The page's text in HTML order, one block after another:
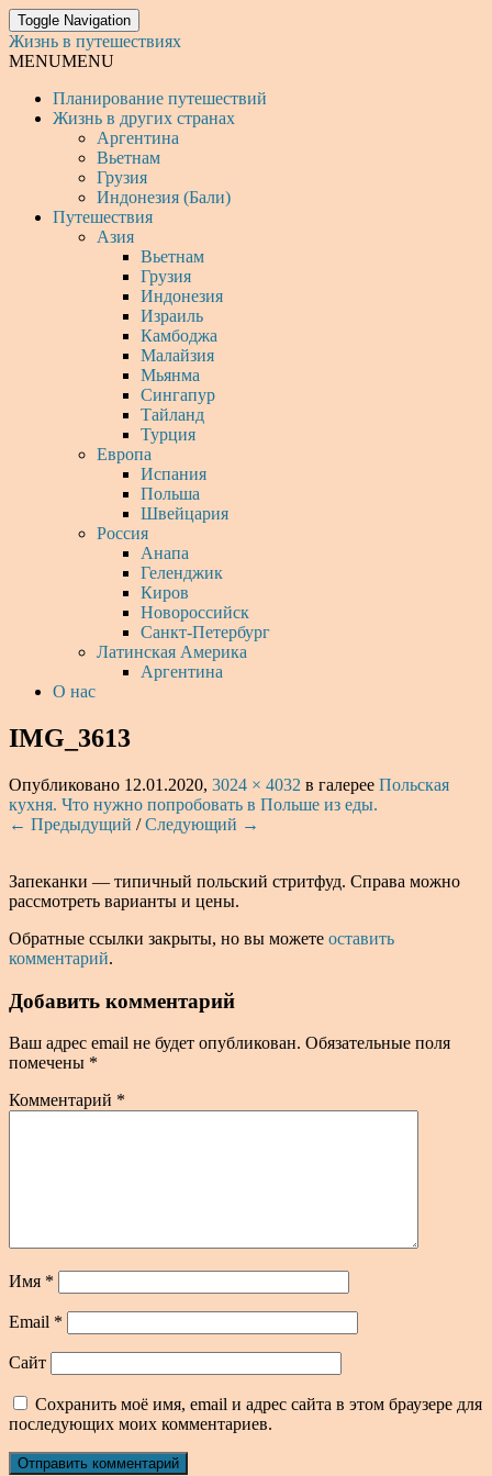
Toggle Navigation
Жизнь в путешествиях
MENUMENU
Планирование путешествий
Жизнь в других странах
Аргентина
Вьетнам
Грузия
Индонезия (Бали)
Путешествия
Азия
Вьетнам
Грузия
Индонезия
Израиль
Камбоджа
Малайзия
Мьянма
Сингапур
Тайланд
Турция
Европа
Испания
Польша
Швейцария
Россия
Анапа
Геленджик
Киров
Новороссийск
Санкт-Петербург
Латинская Америка
Аргентина
О нас
IMG_3613
Опубликовано 12.01.2020, 3024 × 4032 в галерее Польская
кухня. Что нужно попробовать в Польше из еды.
← Предыдущий /Следующий →
Запеканки — типичный польский стритфуд. Справа можно
рассмотреть варианты и цены.
Обратные ссылки закрыты, но вы можете оставить
комментарий.
Добавить комментарий
Ваш адрес email не будет опубликован. Обязательные поля
помечены *
Комментарий *
Имя *
Email *
Сайт
Сохранить моё имя, email и адрес сайта в этом браузере для
последующих моих комментариев.